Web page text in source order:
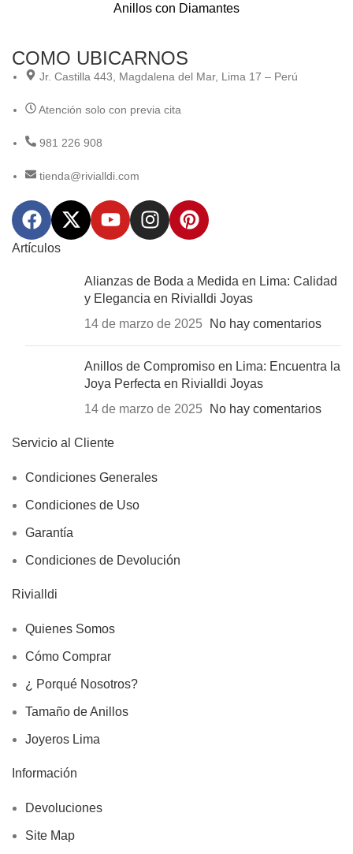
Anillos con Diamantes
COMO UBICARNOS
Jr. Castilla 443, Magdalena del Mar, Lima 17 – Perú
Atención solo con previa cita
981 226 908
tienda@rivialldi.com
Artículos
Alianzas de Boda a Medida en Lima: Calidad
y Elegancia en Rivialldi Joyas
14 de marzo de 2025
No hay comentarios
Anillos de Compromiso en Lima: Encuentra la
Joya Perfecta en Rivialldi Joyas
14 de marzo de 2025
No hay comentarios
Servicio al Cliente
Condiciones Generales
Condiciones de Uso
Garantía
Condiciones de Devolución
Rivialldi
Quienes Somos
Cómo Comprar
¿ Porqué Nosotros?
Tamaño de Anillos
Joyeros Lima
Información
Devoluciones
Site Map